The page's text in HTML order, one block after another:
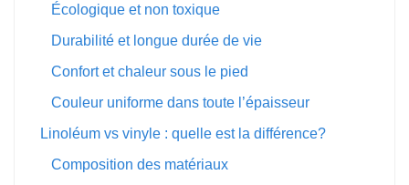
Écologique et non toxique
Durabilité et longue durée de vie
Confort et chaleur sous le pied
Couleur uniforme dans toute l’épaisseur
Linoléum vs vinyle : quelle est la différence?
Composition des matériaux